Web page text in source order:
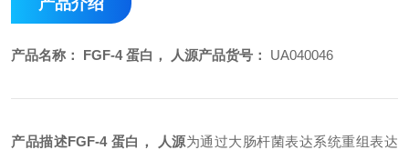
产品介绍
产品名称： FGF-4 蛋白， 人源产品货号： UA040046
产品描述FGF-4 蛋白， 人源为通过大肠杆菌表达系统重组表达